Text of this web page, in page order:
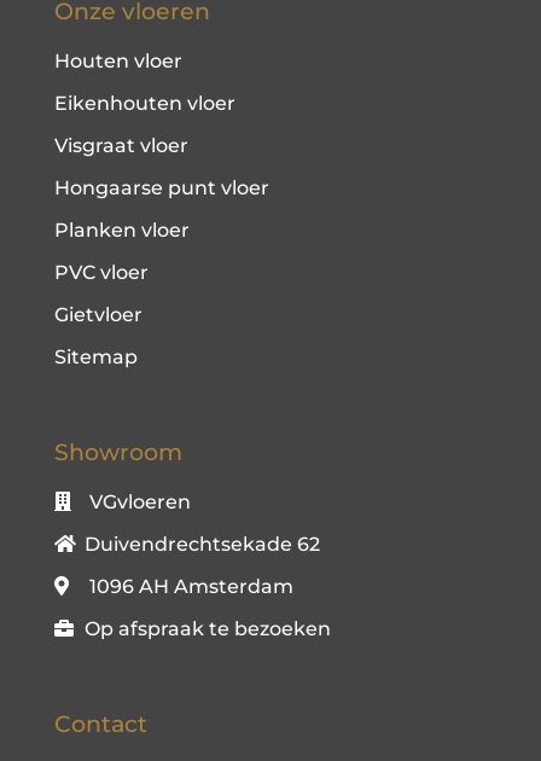
Onze vloeren
Houten vloer
Eikenhouten vloer
Visgraat vloer
Hongaarse punt vloer
Planken vloer
PVC vloer
Gietvloer
Sitemap
Showroom
VGvloeren
Duivendrechtsekade 62
1096 AH Amsterdam
Op afspraak te bezoeken
Contact